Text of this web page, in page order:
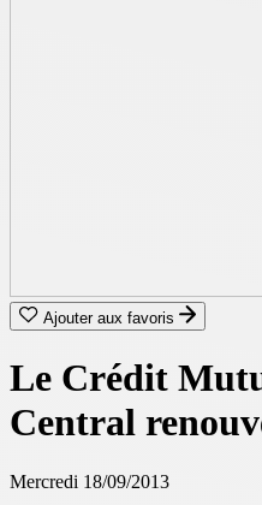
Ajouter aux favoris
Le Crédit
Central
Mercredi 18/09/2013